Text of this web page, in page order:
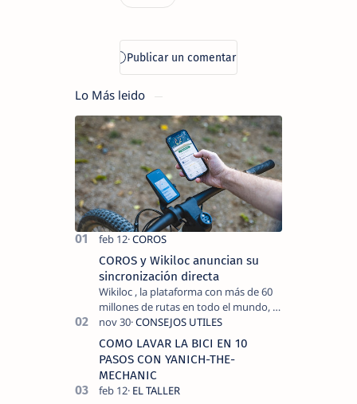
Lo Más leido
COROS y Wikiloc anuncian su
sincronización directa
Wikiloc , la plataforma con más de 60
millones de rutas en todo el mundo, y
COROS , marca de dispositivos GPS
reconocida mundialmente por su
tecnolo…
COMO LAVAR LA BICI EN 10
PASOS CON YANICH-THE-
MECHANIC